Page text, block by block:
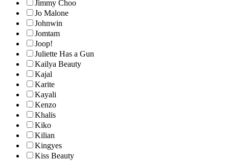
Jimmy Choo
Jo Malone
Johnwin
Jomtam
Joop!
Juliette Has a Gun
Kailya Beauty
Kajal
Karite
Kayali
Kenzo
Khalis
Kiko
Kilian
Kingyes
Kiss Beauty